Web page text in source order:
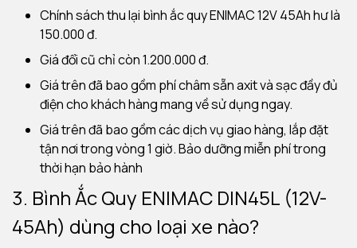
Chính sách thu lại bình ắc quy ENIMAC 12V 45Ah hư là
150.000 đ.
Giá đổi cũ chỉ còn 1.200.000 đ.
Giá trên đã bao gồm phí châm sẵn axit và sạc đầy đủ
điện cho khách hàng mang về sử dụng ngay.
Giá trên đã bao gồm các dịch vụ giao hàng, lắp đặt
tận nơi trong vòng 1 giờ. Bảo dưỡng miễn phí trong
thời hạn bảo hành
3. Bình Ắc Quy ENIMAC DIN45L (12V-
45Ah) dùng cho loại xe nào?